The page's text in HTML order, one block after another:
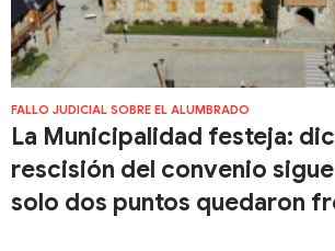
FALLO JUDICIAL SOBRE EL ALUMBRADO
La Municipalidad festeja:
rescisión del convenio
solo dos puntos quedaron